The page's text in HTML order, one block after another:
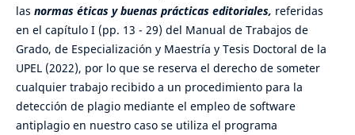
las normas éticas y buenas prácticas editoriales, referidas
en el capítulo I (pp. 13 - 29) del Manual de Trabajos de
Grado, de Especialización y Maestría y Tesis Doctoral de la
UPEL (2022), por lo que se reserva el derecho de someter
cualquier trabajo recibido a un procedimiento para la
detección de plagio mediante el empleo de software
antiplagio en nuestro caso se utiliza el programa